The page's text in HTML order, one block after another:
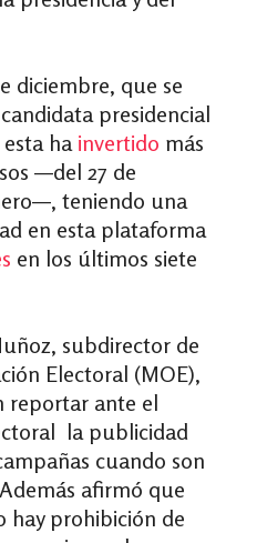
diciembre, que se
presidencial
hainvertido más
—del 27 de
teniendo una
en esta plataforma
en los últimos siete
subdirector de
Electoral (MOE),
reportar ante el
la publicidad
cuando son
afirmó que
hay prohibición de